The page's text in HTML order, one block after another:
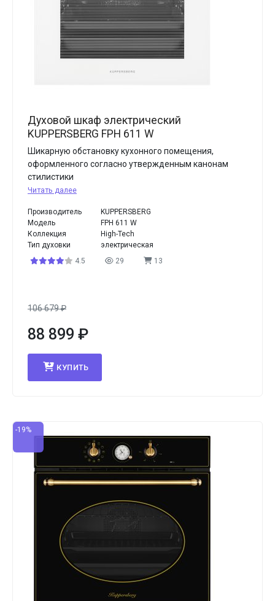
Духовой шкаф электрический
KUPPERSBERG FPH 611 W
Шикарную обстановку кухонного помещения,
оформленного согласно утвержденным канонам
стилистики
Читать далее
Производитель
KUPPERSBERG
Модель
FPH 611 W
Коллекция
High-Tech
Тип духовки
электрическая
4.5
29 13
106 679₽
88 899 ₽
КУПИТЬ
-19%